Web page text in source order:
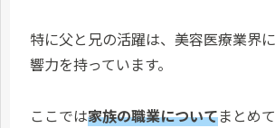
特に父と兄の活躍は、美容医療業界
響力を持っています。
ここでは家族の職業についてまとめ